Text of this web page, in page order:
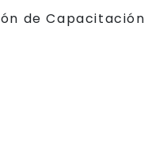
de Capacitación